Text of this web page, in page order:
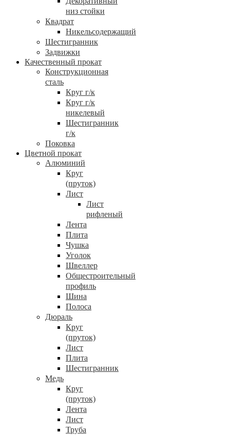
низ стойки
Квадрат
Никельсодержащий
Шестигранник
Задвижки
Качественный прокат
Конструкционная
сталь
Круг г/к
Круг г/к
никелевый
Шестигранник
г/к
Поковка
Цветной прокат
Алюминий
Круг
(пруток)
Лист
Лист
рифленый
Лента
Плита
Чушка
Уголок
Швеллер
Общестроительный
профиль
Шина
Полоса
Дюраль
Круг
(пруток)
Лист
Плита
Шестигранник
Медь
Круг
(пруток)
Лента
Лист
Труба